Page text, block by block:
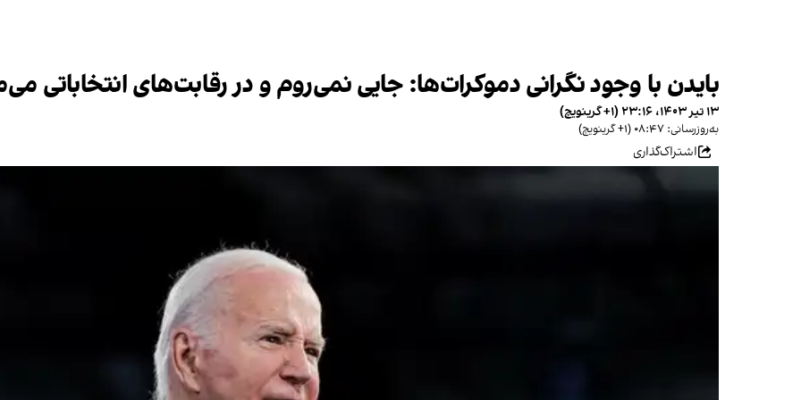
بایدن با وجود نگرانی دموکرات‌ها: جایی نمی‌روم و در رقابت‌های انتخاباتی
۱۳ تیر ۱۴۰۳، ۲۳:۱۶ (‎+۱ گرینویچ)
به‌روزرسانی: ۰۸:۴۷ (‎+۱ گرینویچ)
اشتراک‌گذاری